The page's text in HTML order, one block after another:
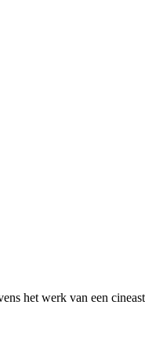
het werk van een